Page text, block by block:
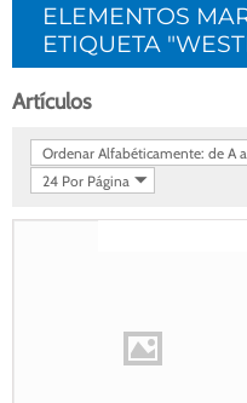
ELEMENTOS
ETIQUETA
Artículos
Ordenar Alfabéticamente: de A
24 Por Página